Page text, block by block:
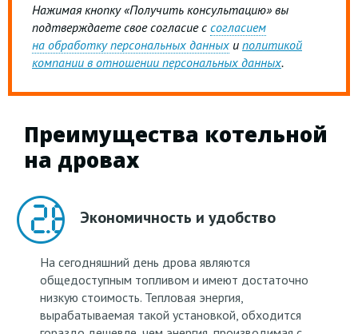
Нажимая кнопку «Получить консультацию» вы
подтверждаете свое согласие с согласием
на обработку персональных данных и политикой
компании в отношении персональных данных.
Преимущества котельной
на дровах
Экономичность и удобство
На сегодняшний день дрова являются
общедоступным топливом и имеют достаточно
низкую стоимость. Тепловая энергия,
вырабатываемая такой установкой, обходится